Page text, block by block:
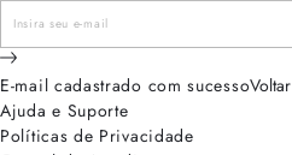
E-mail cadastrado com sucessoVoltar
Ajuda e Suporte
Políticas de Privacidade